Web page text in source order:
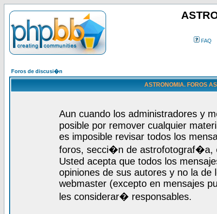
FAQ
Foros de discusi�n
ASTRONOMIA. FOROS
Aun cuando los administradores y
posible por remover cualquier
es imposible revisar todos los
foros, secci�n de astrofotograf�a,
Usted acepta que todos los
opiniones de sus autores y no la
webmaster (excepto en mensajes
les considerar� responsables.